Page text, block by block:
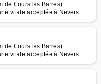
de Cours les Barres)
vitale acceptée à Nevers
de Cours les Barres)
vitale acceptée à Nevers